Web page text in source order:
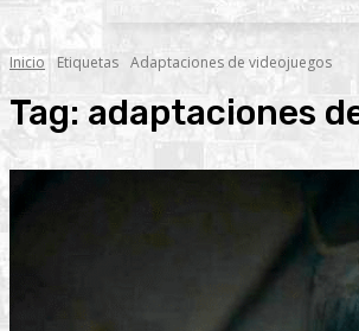
Inicio Etiquetas Adaptaciones de videojuegos
Tag: adaptaciones